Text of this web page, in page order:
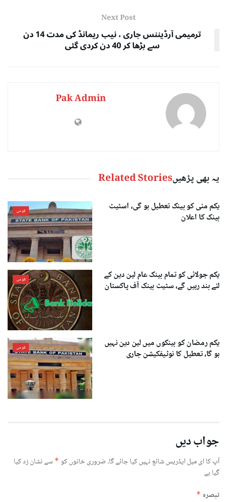
Next Post
ترمیمی آرڈیننس جاری ، نیب ریمانڈ کی مدت 14 دن
سے بڑھا کر 40 دن کردی گئی
Pak Admin
یہ بھی پڑھیںRelated Stories
قومی
یکم مئی کو بینک تعطیل ہو گی، اسٹیٹ
بینک کا اعلان
قومی
یکم جولائی کو تمام بینک عام لین دین کے
لئے بند رہیں گے، سٹیٹ بینک آف پاکستان
قومی
یکم رمضان کو بینکوں میں لین دین نہیں
ہو گا، تعطیل کا نوٹیفکیشن جاری
جواب دیں
آپ کا ای میل ایڈریس شائع نہیں کیا جائے گا۔ضروری خانوں کو * سے نشان زد کیا
گیا ہے
تبصرہ *